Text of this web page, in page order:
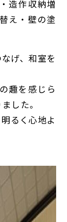
造作収納増
え・壁の塗
げ、和室を
趣を感じら
した。
るく心地よ